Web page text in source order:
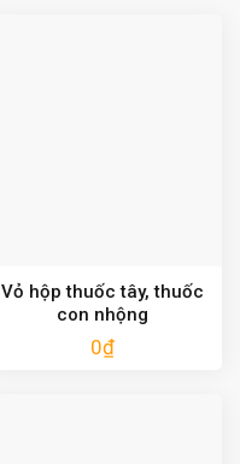
Vỏ hộp thuốc tây, thuốc
con nhộng
0₫